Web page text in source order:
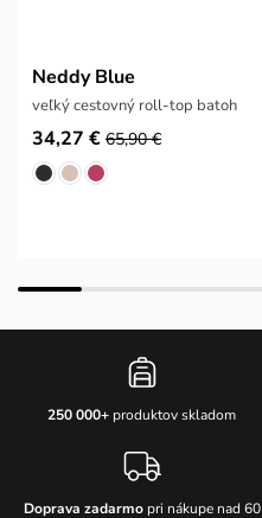
Neddy Blue
veľký cestovný roll-top batoh
34,27 € 65,90 €
250 000+ produktov skladom
Doprava zadarmopri nákupe nad 60